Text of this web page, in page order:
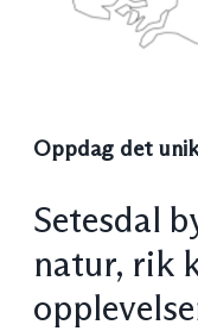
Oppdag det
Setesdal
natur, rik